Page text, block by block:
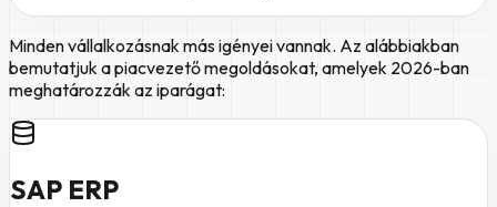
Minden vállalkozásnak más igényei vannak. Az alábbiakban
bemutatjuk a piacvezető megoldásokat, amelyek 2026-ban
meghatározzák az iparágat:
SAP ERP